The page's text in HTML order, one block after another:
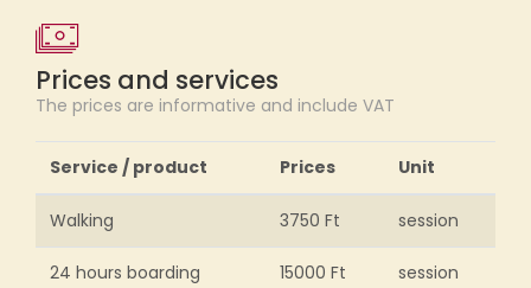
Prices and services
The prices are informative and include VAT
Service / product Prices Unit
Walking 3750 Ft session
24 hours boarding 15000 Ft session